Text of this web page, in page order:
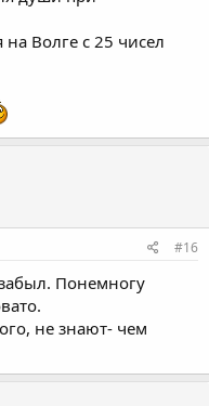
Волге с 25 чисел
#16
Понемногу
не знают- чем